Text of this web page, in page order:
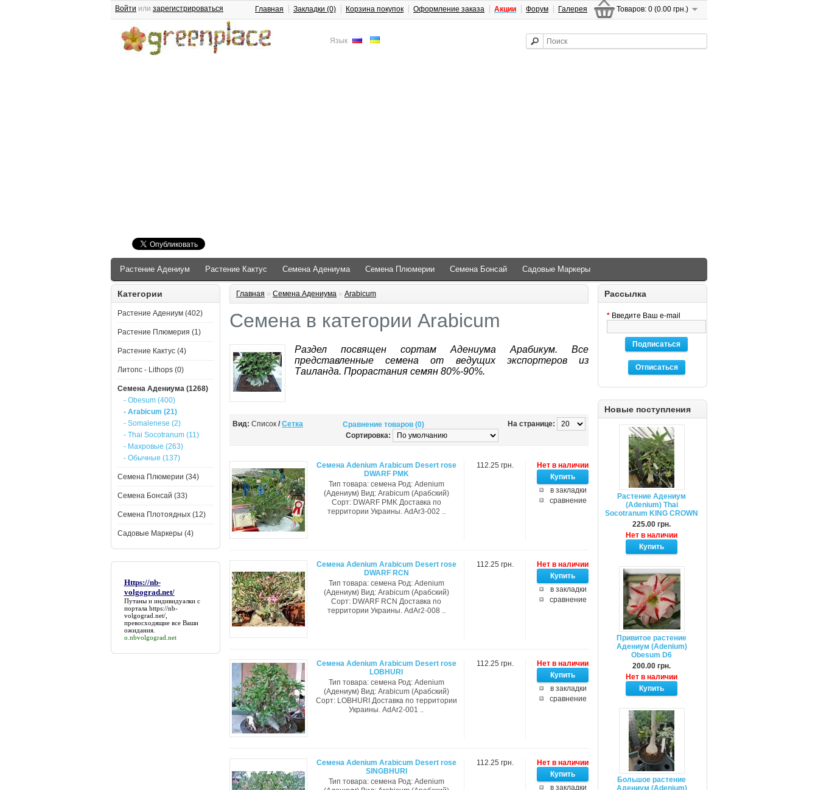
Язык
Товаров: 0 (0.00 грн.)
Войти или зарегистрироваться Главная Закладки (0) Корзина покупок Оформление заказа Акции Форум Галерея
Растение Адениум Растение Кактус Семена Адениума Семена Плюмерии Семена Бонсай Садовые Маркеры
Категории
Растение Адениум (402)
Растение Плюмерия (1)
Растение Кактус (4)
Литопс - Lithops (0)
Семена Адениума (1268)
- Obesum (400)
- Arabicum (21)
- Somalenese (2)
- Thai Socotranum (11)
- Махровые (263)
- Обычные (137)
Семена Плюмерии (34)
Семена Бонсай (33)
Семена Плотоядных (12)
Садовые Маркеры (4)
Https://nb-
volgograd.net/
Путаны и индивидуалки с
портала https://nb-
volgograd.net/,
превосходящие все Ваши
ожидания.
o.nbvolgograd.net
Рассылка
* Введите Ваш e-mail
Подписаться
Отписаться
Новые поступления
Растение Адениум
(Adenium) Thai
Socotranum KING CROWN
225.00 грн.
Нет в наличии
Привитое растение
Адениум (Adenium)
Obesum D6
200.00 грн.
Нет в наличии
Большое растение
Адениум (Adenium)
Главная » Семена Адениума » Arabicum
Семена в категории Arabicum
Раздел посвящен сортам Адениума Арабикум. Все
представленные семена от ведущих экспортеров из
Таиланда. Прорастания семян 80%-90%.
Вид: Список / Сетка На странице:
Сравнение товаров (0)
Сортировка:
Нет в наличии
в закладки
сравнение
112.25 грн.
Семена Adenium Arabicum Desert rose
DWARF PMK
Тип товара: семена Род: Adenium
(Адениум) Вид: Arabicum (Арабский)
Сорт: DWARF PMK Доставка по
территории Украины. AdAr3-002 ..
Нет в наличии
в закладки
сравнение
112.25 грн.
Семена Adenium Arabicum Desert rose
DWARF RCN
Тип товара: семена Род: Adenium
(Адениум) Вид: Arabicum (Арабский)
Сорт: DWARF RCN Доставка по
территории Украины. AdAr2-008 ..
Нет в наличии
в закладки
сравнение
112.25 грн.
Семена Adenium Arabicum Desert rose
LOBHURI
Тип товара: семена Род: Adenium
(Адениум) Вид: Arabicum (Арабский)
Сорт: LOBHURI Доставка по территории
Украины. AdAr2-001 ..
Нет в наличии
в закладки
112.25 грн.
Семена Adenium Arabicum Desert rose
SINGBHURI
Тип товара: семена Род: Adenium